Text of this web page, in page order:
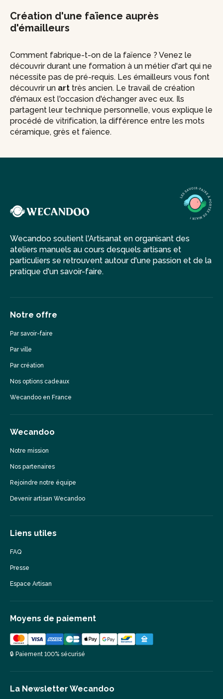
Création d'une faïence auprès
d'émailleurs
Comment fabrique-t-on de la faïence ? Venez le
découvrir durant une formation à un métier d'art qui ne
nécessite pas de pré-requis. Les émailleurs vous font
découvrir un art très ancien. Le travail de création
d'émaux est l'occasion d'échanger avec eux. Ils
partagent leur technique personnelle, vous explique le
procédé de vitrification, la différence entre les mots
céramique, grès et faïence.
Wecandoo soutient l'Artisanat en organisant des
ateliers manuels au cours desquels artisans et
particuliers se retrouvent autour d'une passion et de la
pratique d'un savoir-faire.
Notre offre
Par savoir-faire
Par ville
Par création
Nos options cadeaux
Wecandoo en France
Wecandoo
Notre mission
Nos partenaires
Rejoindre notre équipe
Devenir artisan Wecandoo
Liens utiles
FAQ
Presse
Espace Artisan
Moyens de paiement
🔒 Paiement 100% sécurisé
La Newsletter Wecandoo